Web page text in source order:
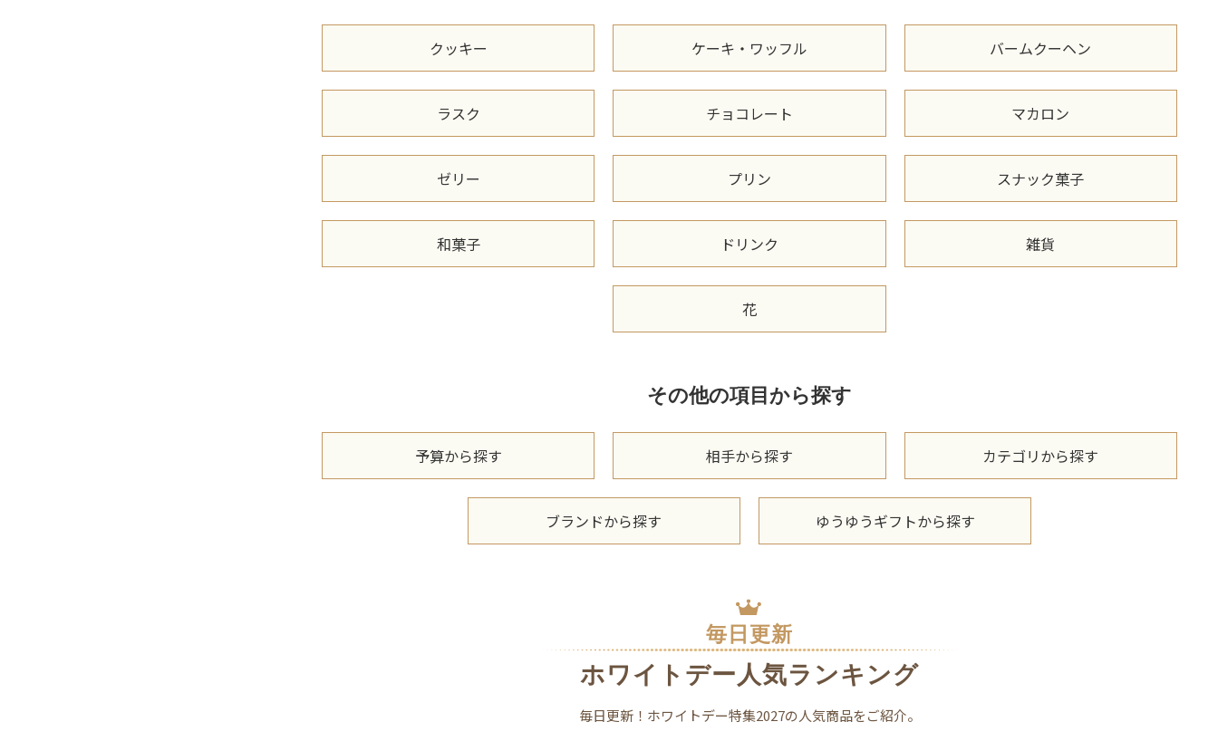
クッキー ケーキ・ワッフル バームクーヘン
ラスク チョコレート マカロン
ゼリー プリン スナック菓子
和菓子 ドリンク 雑貨
花
その他の項目から探す
予算から探す 相手から探す カテゴリから探す
ブランドから探す ゆうゆうギフトから探す
毎日更新
ホワイトデー人気ランキング
毎日更新！ホワイトデー特集2027の人気商品をご紹介。